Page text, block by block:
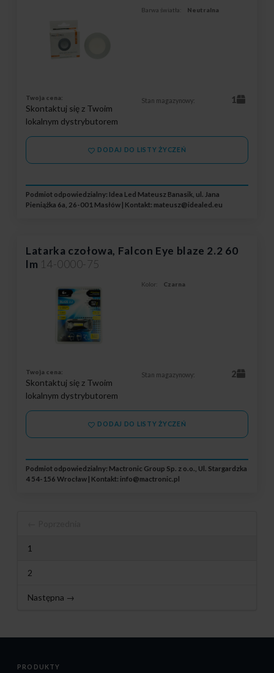
Barwa światła: Neutralna
Twoja cena:
Skontaktuj się z Twoim
lokalnym dystrybutorem
Stan magazynowy: 1
DODAJ DO LISTY ŻYCZEŃ
Podmiot odpowiedzialny: Idea Led Mateusz Banasik, ul. Jana
Pieniążka 6a, 26-001 Masłów | Kontakt: mateusz@idealed.eu
Latarka czołowa, Falcon Eye blaze 2.2 60
lm 14-0000-75
Kolor: Czarna
Twoja cena:
Skontaktuj się z Twoim
lokalnym dystrybutorem
Stan magazynowy: 2
DODAJ DO LISTY ŻYCZEŃ
Podmiot odpowiedzialny: Mactronic Group Sp. z o.o., Ul. Stargardzka
4 54-156 Wrocław | Kontakt: info@mactronic.pl
1
2
Następna →
PRODUKTY